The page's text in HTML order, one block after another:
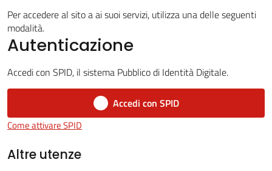
Vivere
Casalfiumanese
5x1000
Servizi
Per accedere al sito a ai suoi servizi, utilizza una delle seguenti
modalità.
Autenticazione
Accedi con SPID, il sistema Pubblico di Identità Digitale.
Accedi con SPID
Come attivare SPID
Altre utenze